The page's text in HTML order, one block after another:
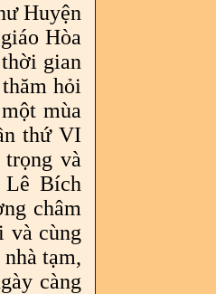
Huyện
Hòa
gian
hỏi
mùa
thứ VI
và
Lê Bích
châm
và cùng
tạm,
càng